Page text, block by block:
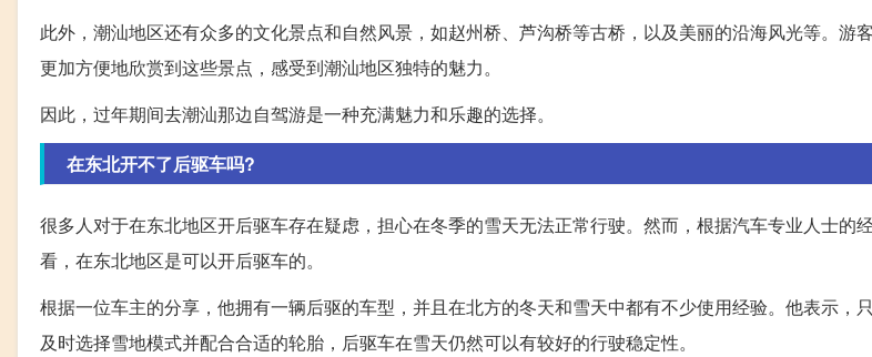
此外，潮汕地区还有众多的文化景点和自然风景，如赵州桥、芦沟桥等古桥，以及美丽的沿海风光等。游
更加方便地欣赏到这些景点，感受到潮汕地区独特的魅力。
因此，过年期间去潮汕那边自驾游是一种充满魅力和乐趣的选择。
在东北开不了后驱车吗?
很多人对于在东北地区开后驱车存在疑虑，担心在冬季的雪天无法正常行驶。然而，根据汽车专业人士的
看，在东北地区是可以开后驱车的。
根据一位车主的分享，他拥有一辆后驱的车型，并且在北方的冬天和雪天中都有不少使用经验。他表示，
及时选择雪地模式并配合合适的轮胎，后驱车在雪天仍然可以有较好的行驶稳定性。